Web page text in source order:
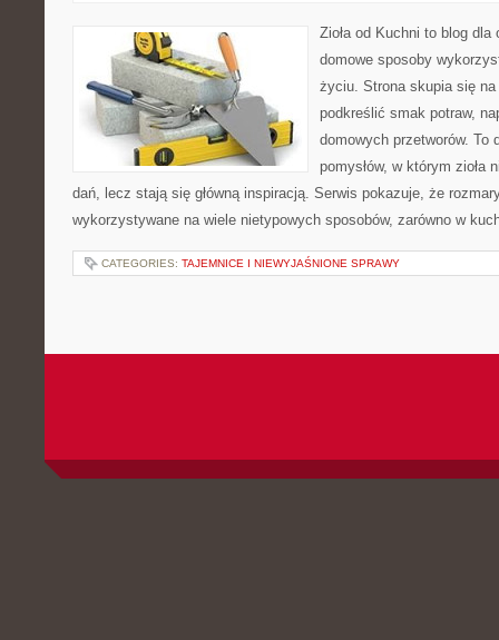
Zioła od Kuchni to blog dla
domowe sposoby
życiu. Strona skupia się
podkreślić smak potraw,
domowych przetworów. To
pomysłów, w którym zioła
dań, lecz stają się główną inspiracją. Serwis pokazuje, że
wykorzystywane na wiele nietypowych sposobów, zarówno w
CATEGORIES: TAJEMNICE I NIEWYJAŚNIONE SPRAWY